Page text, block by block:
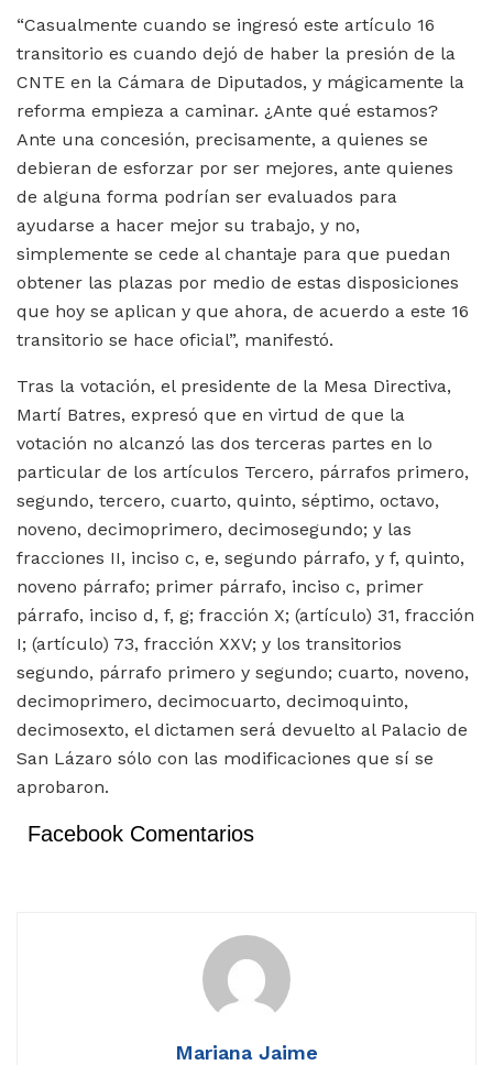
“Casualmente cuando se ingresó este artículo 16
transitorio es cuando dejó de haber la presión de la
CNTE en la Cámara de Diputados, y mágicamente la
reforma empieza a caminar. ¿Ante qué estamos?
Ante una concesión, precisamente, a quienes se
debieran de esforzar por ser mejores, ante quienes
de alguna forma podrían ser evaluados para
ayudarse a hacer mejor su trabajo, y no,
simplemente se cede al chantaje para que puedan
obtener las plazas por medio de estas disposiciones
que hoy se aplican y que ahora, de acuerdo a este 16
transitorio se hace oficial”, manifestó.
Tras la votación, el presidente de la Mesa Directiva,
Martí Batres, expresó que en virtud de que la
votación no alcanzó las dos terceras partes en lo
particular de los artículos Tercero, párrafos primero,
segundo, tercero, cuarto, quinto, séptimo, octavo,
noveno, decimoprimero, decimosegundo; y las
fracciones II, inciso c, e, segundo párrafo, y f, quinto,
noveno párrafo; primer párrafo, inciso c, primer
párrafo, inciso d, f, g; fracción X; (artículo) 31, fracción
I; (artículo) 73, fracción XXV; y los transitorios
segundo, párrafo primero y segundo; cuarto, noveno,
decimoprimero, decimocuarto, decimoquinto,
decimosexto, el dictamen será devuelto al Palacio de
San Lázaro sólo con las modificaciones que sí se
aprobaron.
Facebook Comentarios
Mariana Jaime